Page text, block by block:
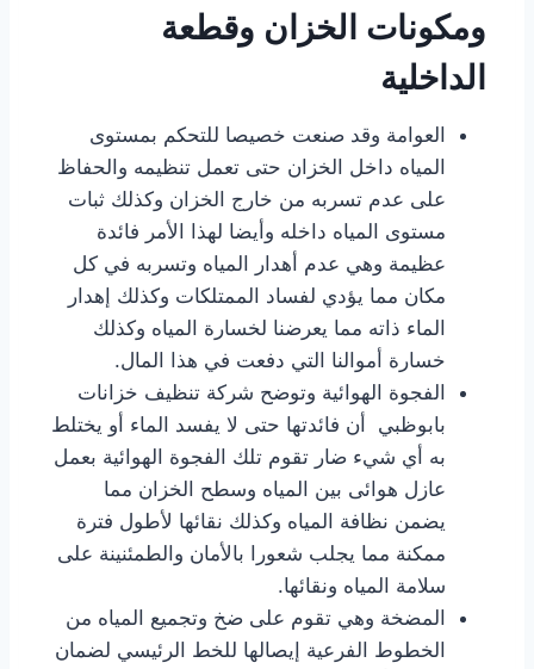
ومكونات الخزان وقطعة
الداخلية
العوامة وقد صنعت خصيصا للتحكم بمستوى
المياه داخل الخزان حتى تعمل تنظيمه والحفاظ
على عدم تسربه من خارج الخزان وكذلك ثبات
مستوى المياه داخله وأيضا لهذا الأمر فائدة
عظيمة وهي عدم أهدار المياه وتسربه في كل
مكان مما يؤدي لفساد الممتلكات وكذلك إهدار
الماء ذاته مما يعرضنا لخسارة المياه وكذلك
خسارة أموالنا التي دفعت في هذا المال.
الفجوة الهوائية وتوضح شركة تنظيف خزانات
بابوظبي أن فائدتها حتى لا يفسد الماء أو يختلط
به أي شيء ضار تقوم تلك الفجوة الهوائية بعمل
عازل هوائى بين المياه وسطح الخزان مما
يضمن نظافة المياه وكذلك نقائها لأطول فترة
ممكنة مما يجلب شعورا بالأمان والطمئنينة على
سلامة المياه ونقائها.
المضخة وهي تقوم على ضخ وتجميع المياه من
الخطوط الفرعية إيصالها للخط الرئيسي لضمان